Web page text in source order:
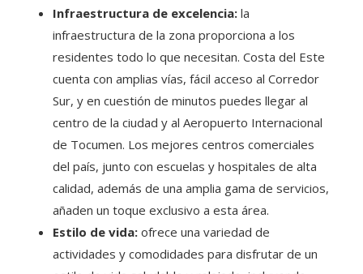
Infraestructura de excelencia: la
infraestructura de la zona proporciona a los
residentes todo lo que necesitan. Costa del Este
cuenta con amplias vías, fácil acceso al Corredor
Sur, y en cuestión de minutos puedes llegar al
centro de la ciudad y al Aeropuerto Internacional
de Tocumen. Los mejores centros comerciales
del país, junto con escuelas y hospitales de alta
calidad, además de una amplia gama de servicios,
añaden un toque exclusivo a esta área.
Estilo de vida: ofrece una variedad de
actividades y comodidades para disfrutar de un